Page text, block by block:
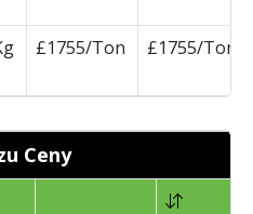
£1755/Ton £1755/Ton
Ceny